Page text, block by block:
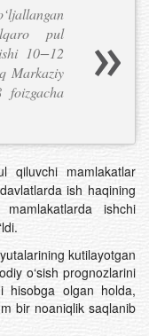
pul
10−12
Markaziy
qiluvchi mamlakatlar
ish haqining
ishchi
kutilayotgan
o‘sish prognozlarini
hisobga olgan holda,
bir noaniqlik saqlanib